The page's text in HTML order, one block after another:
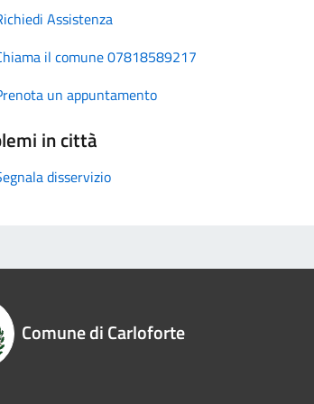
Assistenza
il comune 07818589217
un appuntamento
in città
disservizio
Comune di Carloforte